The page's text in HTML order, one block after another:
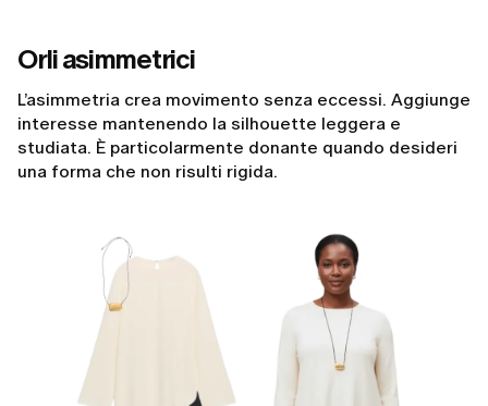
Orli asimmetrici
L’asimmetria crea movimento senza eccessi. Aggiunge
interesse mantenendo la silhouette leggera e
studiata. È particolarmente donante quando desideri
una forma che non risulti rigida.